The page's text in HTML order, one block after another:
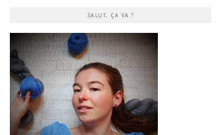
SALUT, ÇA VA ?